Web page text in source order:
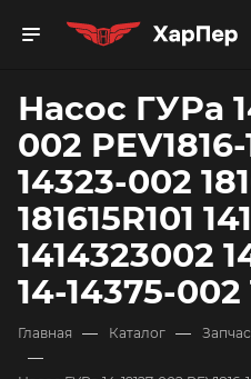
Насос ГУРа
002 PEV1816-
14323-002
181615R101
1414323002
14-14375-002
Главная — Каталог —
—